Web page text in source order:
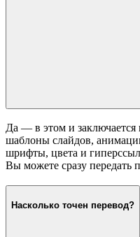
Да — в этом и заключается
шаблоны слайдов,
шрифты, цвета и
Вы можете сразу передать
Насколько точен перевод?